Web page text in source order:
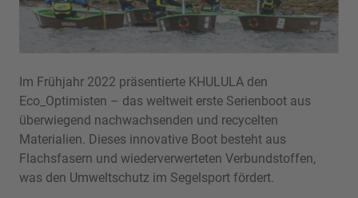
Im Frühjahr 2022 präsentierte KHULULA den
Eco_Optimisten – das weltweit erste Serienboot aus
überwiegend nachwachsenden und recycelten
Materialien. Dieses innovative Boot besteht aus
Flachsfasern und wiederverwerteten Verbundstoffen,
was den Umweltschutz im Segelsport fördert.